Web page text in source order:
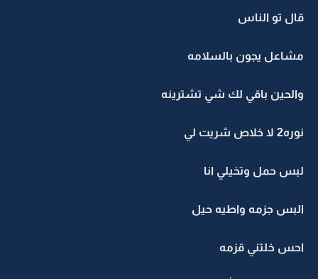
قال تو الناس
مشاعل يجون بالسلامه
والحين باقي لك شي تشترينه
نوره2 لا خلاص شريت لي
لبس حمل وتخيلي انا
البس جزمه واطيه حيل
احس خلتني قزمه